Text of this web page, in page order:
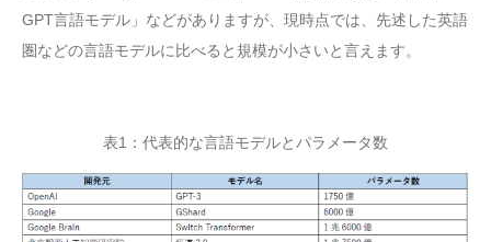
GPT言語モデル」などがありますが、現時点では、先述した英語
圏などの言語モデルに比べると規模が小さいと言えます。
表1：代表的な言語モデルとパラメータ数